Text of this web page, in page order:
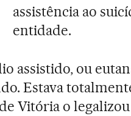
assistência ao
entidade.
assistido, ou
Estava
Vitória o